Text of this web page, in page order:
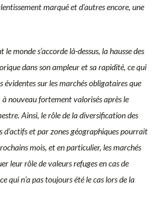
marqué et d’autres encore, une
monde s’accorde là-dessus, la hausse des
dans son ampleur et sa rapidité, ce qui
évidentes sur les marchés obligataires que
à nouveau fortement valorisés après le
Ainsi, le rôle de la diversification des
d’actifs et par zones géographiques pourrait
mois, et en particulier, les marchés
leur rôle de valeurs refuges en cas de
qui n’a pas toujours été le cas lors de la